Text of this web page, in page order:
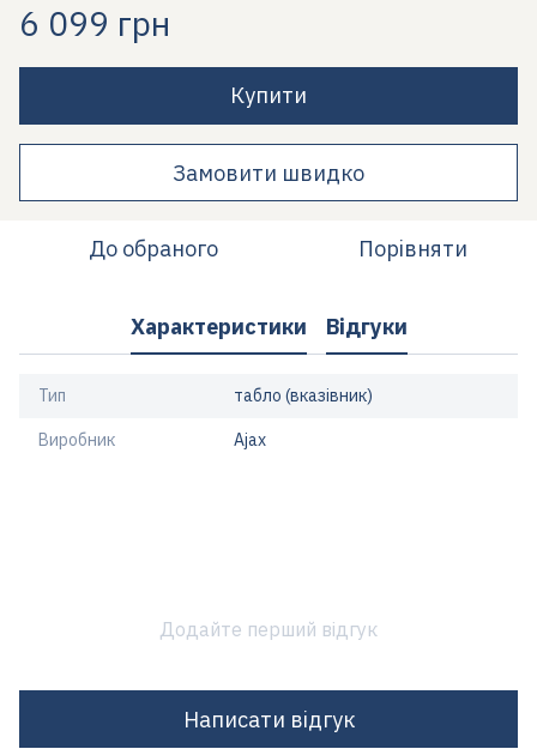
6 099 грн
Купити
Замовити швидко
До обраного Порівняти
Характеристики Відгуки
Тип табло (вказівник)
Виробник Ajax
Додайте перший відгук
Написати відгук